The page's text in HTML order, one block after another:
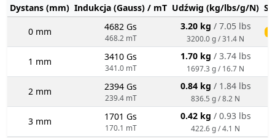
Dystans (mm) Indukcja (Gauss) / mT Udźwig (kg/lbs/g/N)
0 mm 4682 Gs
468.2 mT
3.20 kg / 7.05 lbs
3200.0 g / 31.4 N
1 mm 3410 Gs
341.0 mT
1.70 kg / 3.74 lbs
1697.3 g / 16.7 N
2 mm 2394 Gs
239.4 mT
0.84 kg / 1.84 lbs
836.5 g / 8.2 N
3 mm 1701 Gs
170.1 mT
0.42 kg / 0.93 lbs
422.6 g / 4.1 N